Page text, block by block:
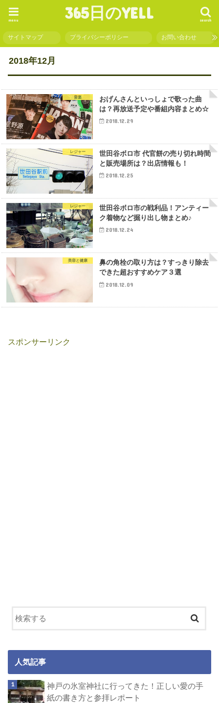
365日のYELL search
menu
サイトマップ プライバシーポリシー お問い合わせ
2018年12月
音楽
おげんさんといっしょで歌った曲
は？再放送予定や番組内容まとめ☆
2018.12.29
レジャー
世田谷ボロ市 代官餅の売り切れ時間
と販売場所は？出店情報も！
2018.12.25
レジャー
世田谷ボロ市の戦利品！アンティー
ク着物など掘り出し物まとめ♪
2018.12.24
美容と健康
鼻の角栓の取り方は？すっきり除去
できた超おすすめケア３選
2018.12.09
スポンサーリンク
人気記事
神戸の氷室神社に行ってきた！正しい愛の手
紙の書き方と参拝レポート